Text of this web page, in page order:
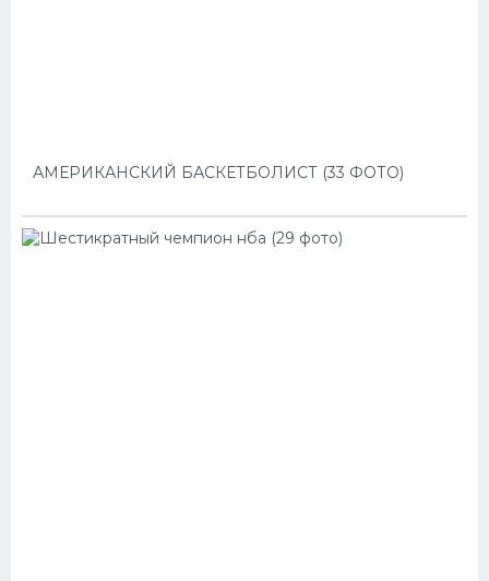
АМЕРИКАНСКИЙ БАСКЕТБОЛИСТ (33 ФОТО)